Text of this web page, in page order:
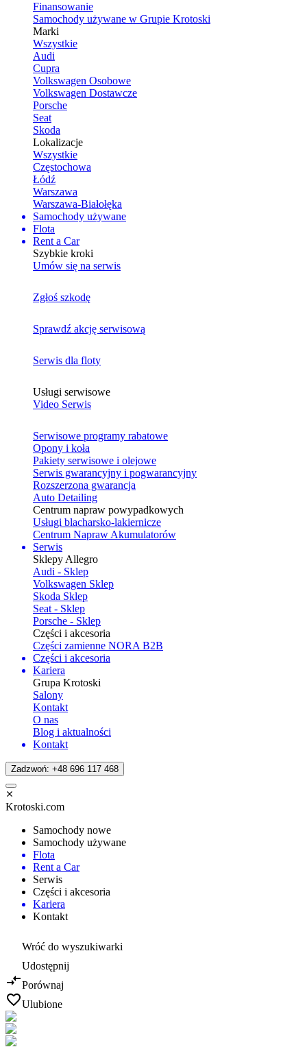
Finansowanie
Samochody używane w Grupie Krotoski
Marki
Wszystkie
Audi
Cupra
Volkswagen Osobowe
Volkswagen Dostawcze
Porsche
Seat
Skoda
Lokalizacje
Wszystkie
Częstochowa
Łódź
Warszawa
Warszawa-Białołęka
Samochody używane
Flota
Rent a Car
Szybkie kroki
Umów się na serwis
Zgłoś szkodę
Sprawdź akcję serwisową
Serwis dla floty
Usługi serwisowe
Video Serwis
Serwisowe programy rabatowe
Opony i koła
Pakiety serwisowe i olejowe
Serwis gwarancyjny i pogwarancyjny
Rozszerzona gwarancja
Auto Detailing
Centrum napraw powypadkowych
Usługi blacharsko-lakiernicze
Centrum Napraw Akumulatorów
Serwis
Sklepy Allegro
Audi - Sklep
Volkswagen Sklep
Skoda Sklep
Seat - Sklep
Porsche - Sklep
Części i akcesoria
Części zamienne NORA B2B
Części i akcesoria
Kariera
Grupa Krotoski
Salony
Kontakt
O nas
Blog i aktualności
Kontakt
Zadzwoń: +48 696 117 468
Krotoski.com
Samochody nowe
Samochody używane
Flota
Rent a Car
Serwis
Części i akcesoria
Kariera
Kontakt
Wróć do wyszukiwarki
Udostępnij
Porównaj
Ulubione